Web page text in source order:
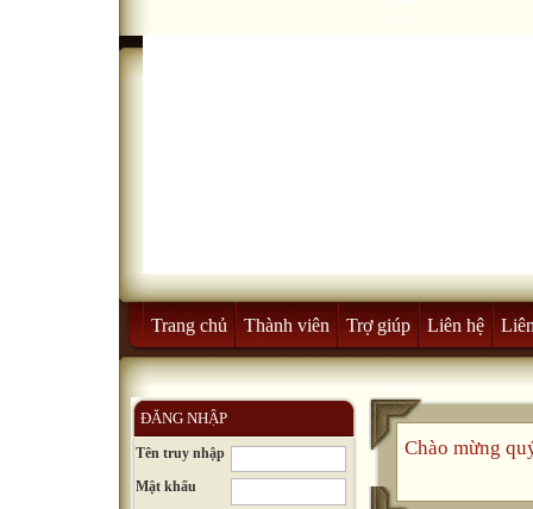
Trang chủ Thành viên Trợ giúp Liên hệ
ĐĂNG NHẬP
Tên truy nhập
Mật khẩu
Chào mừng